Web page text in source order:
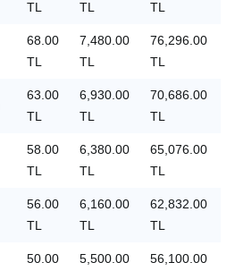
TL
TL
TL
68.00
TL
7,480.00
TL
76,296.00
TL
63.00
TL
6,930.00
TL
70,686.00
TL
58.00
TL
6,380.00
TL
65,076.00
TL
56.00
TL
6,160.00
TL
62,832.00
TL
50.00
5,500.00
56,100.00